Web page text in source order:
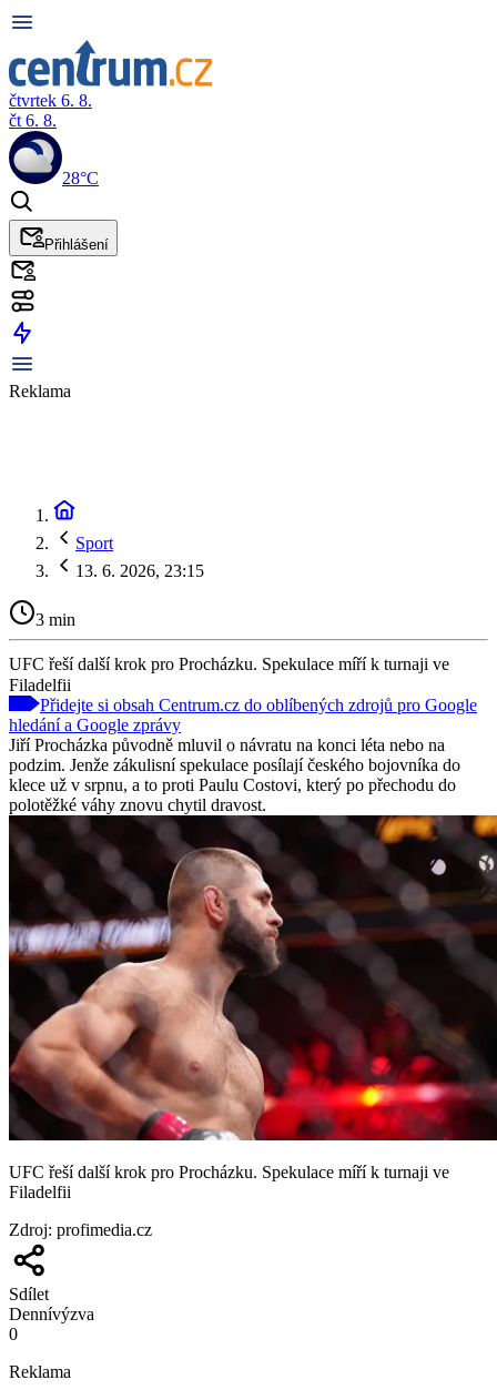
čtvrtek 6. 8.
čt 6. 8.
28°C
Přihlášení
Reklama
Sport
13. 6. 2026, 23:15
3 min
UFC řeší další krok pro Procházku. Spekulace míří k turnaji ve
Filadelfii
Přidejte si obsah Centrum.cz do oblíbených zdrojů pro Google
hledání a Google zprávy
Jiří Procházka původně mluvil o návratu na konci léta nebo na
podzim. Jenže zákulisní spekulace posílají českého bojovníka do
klece už v srpnu, a to proti Paulu Costovi, který po přechodu do
polotěžké váhy znovu chytil dravost.
UFC řeší další krok pro Procházku. Spekulace míří k turnaji ve
Filadelfii
Zdroj: profimedia.cz
Sdílet
Dennívýzva
0
Reklama